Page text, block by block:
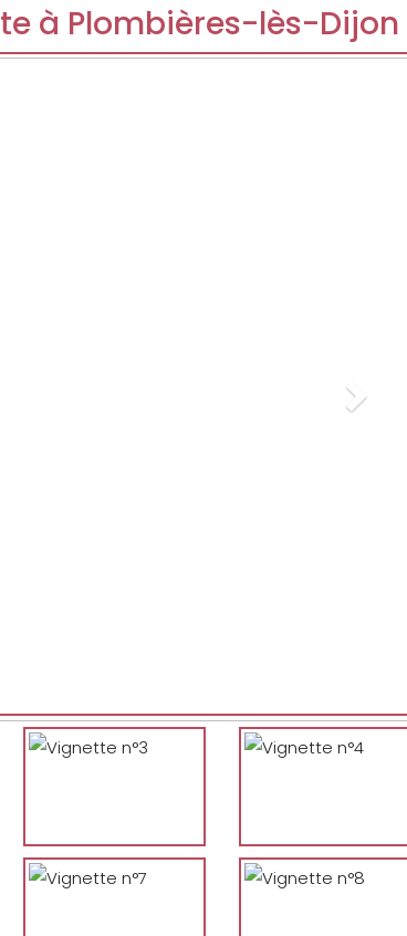
à Plombières-lès-Dijon
Next